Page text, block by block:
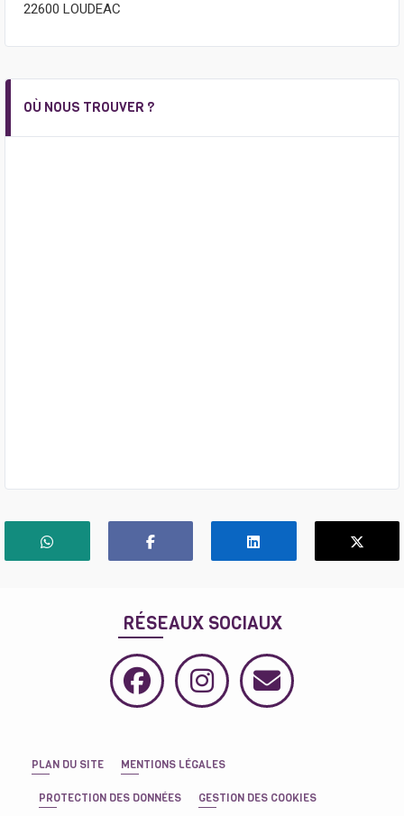
22600 LOUDEAC
OÙ NOUS TROUVER ?
RÉSEAUX SOCIAUX
PLAN DU SITE MENTIONS LÉGALES
PROTECTION DES DONNÉES GESTION DES COOKIES